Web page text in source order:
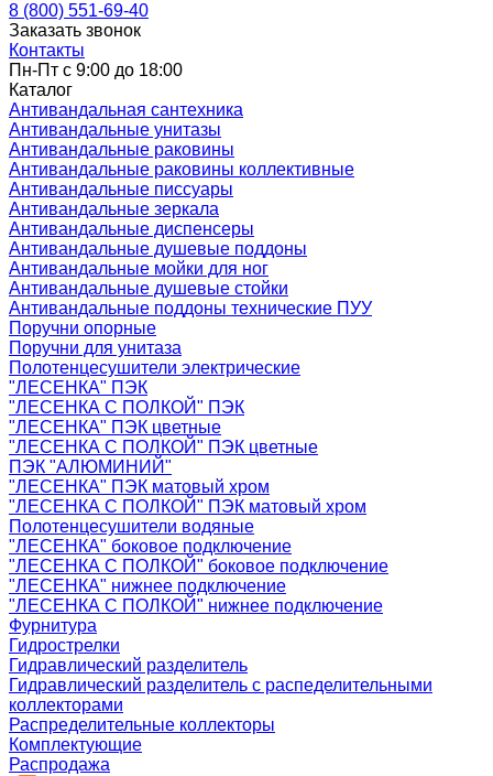
8 (800) 551-69-40
Заказать звонок
Контакты
Пн-Пт с 9:00 до 18:00
Каталог
Антивандальная сантехника
Антивандальные унитазы
Антивандальные раковины
Антивандальные раковины коллективные
Антивандальные писсуары
Антивандальные зеркала
Антивандальные диспенсеры
Антивандальные душевые поддоны
Антивандальные мойки для ног
Антивандальные душевые стойки
Антивандальные поддоны технические ПУУ
Поручни опорные
Поручни для унитаза
Полотенцесушители электрические
"ЛЕСЕНКА" ПЭК
"ЛЕСЕНКА С ПОЛКОЙ" ПЭК
"ЛЕСЕНКА" ПЭК цветные
"ЛЕСЕНКА С ПОЛКОЙ" ПЭК цветные
ПЭК "АЛЮМИНИЙ"
"ЛЕСЕНКА" ПЭК матовый хром
"ЛЕСЕНКА С ПОЛКОЙ" ПЭК матовый хром
Полотенцесушители водяные
"ЛЕСЕНКА" боковое подключение
"ЛЕСЕНКА С ПОЛКОЙ" боковое подключение
"ЛЕСЕНКА" нижнее подключение
"ЛЕСЕНКА С ПОЛКОЙ" нижнее подключение
Фурнитура
Гидрострелки
Гидравлический разделитель
Гидравлический разделитель с распеделительными
коллекторами
Распределительные коллекторы
Комплектующие
Распродажа